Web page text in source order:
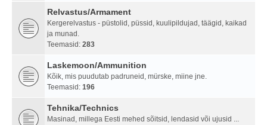
Relvastus/Armament
Kergerelvastus - püstolid, püssid, kuulipildujad, täägid, kaikad
ja munad.
Teemasid: 283
Laskemoon/Ammunition
Kõik, mis puudutab padruneid, mürske, miine jne.
Teemasid: 196
Tehnika/Technics
Masinad, millega Eesti mehed sõitsid, lendasid või ujusid ...